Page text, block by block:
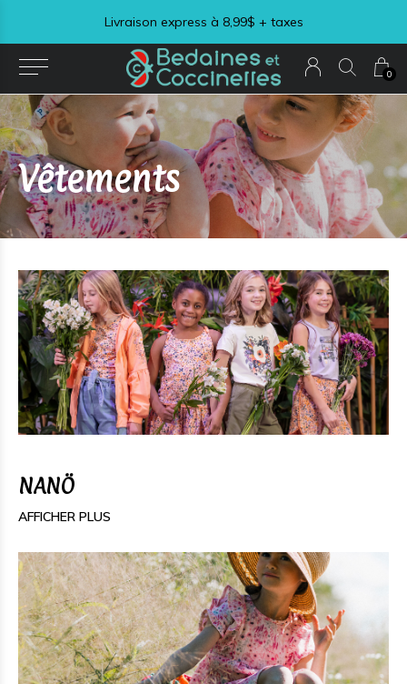
0
Livraison express à 8,99$ + taxes
Vêtements
NANÖ
AFFICHER PLUS